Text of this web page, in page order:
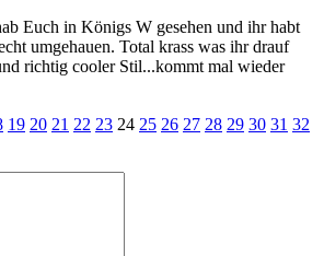
Euch in Königs W gesehen und ihr habt
umgehauen. Total krass was ihr drauf
richtig cooler Stil...kommt mal wieder
19 20 21 22 23 24 25 26 27 28 29 30 31 32